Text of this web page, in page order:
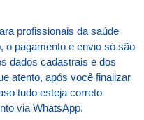
profissionais da saúde
o pagamento e envio só são
dados cadastrais e dos
atento, após você finalizar
tudo esteja correto
via WhatsApp.